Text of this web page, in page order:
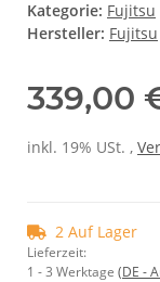
Kategorie: Fujitsu
Hersteller: Fujitsu
339,00
inkl. 19% USt. ,
2 Auf Lager
Lieferzeit:
1 - 3 Werktage (DE -